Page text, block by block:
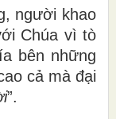
người khao
Chúa vì tò
bên những
cả mà đại
”.